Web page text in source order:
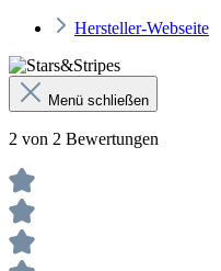
Hersteller-Webseite
Menü schließen
2 von 2 Bewertungen